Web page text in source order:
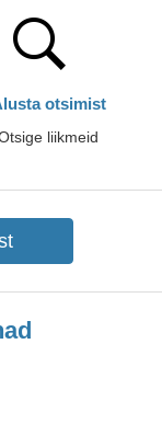
otsimist
liikmeid